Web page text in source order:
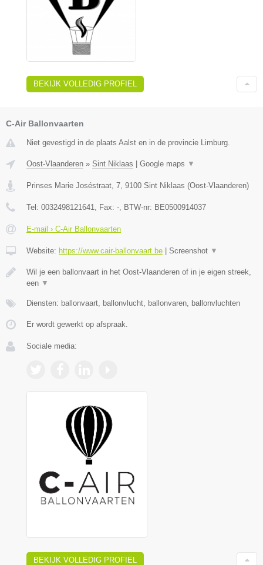
BEKIJK VOLLEDIG PROFIEL
C-Air Ballonvaarten
Niet gevestigd in de plaats Aalst en in de provincie Limburg.
Oost-Vlaanderen » Sint Niklaas Google maps ▼
Prinses Marie Joséstraat, 7, 9100 Sint Niklaas (Oost-Vlaanderen)
Tel: 0032498121641, Fax: -, BTW-nr: BE0500914037
E-mail › C-Air Ballonvaarten
Website: https://www.cair-ballonvaart.be Screenshot ▼
Wil je een ballonvaart in het Oost-Vlaanderen of in je eigen streek,
een ▼
Diensten: ballonvaart, ballonvlucht, ballonvaren, ballonvluchten
Er wordt gewerkt op afspraak.
Sociale media:
BEKIJK VOLLEDIG PROFIEL